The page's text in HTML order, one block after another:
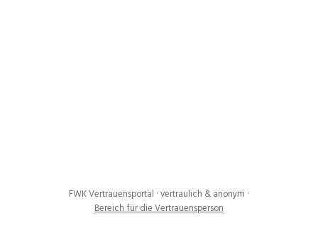
FWK Vertrauensportal · vertraulich & anonym ·
Bereich für die Vertrauensperson